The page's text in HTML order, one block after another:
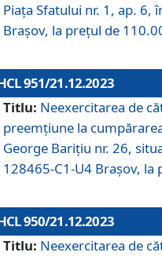
Piața Sfatului nr. 1, ap. 6,
Brașov, la prețul de
951/21.12.2023
Titlu: Neexercitarea de
preemțiune la
George Barițiu nr. 26,
128465-C1-U4 Brașov,
950/21.12.2023
Titlu: Neexercitarea de